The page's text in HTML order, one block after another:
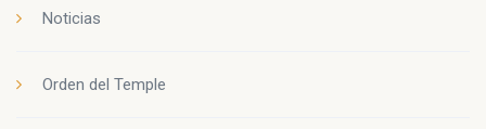
Noticias
Orden del Temple